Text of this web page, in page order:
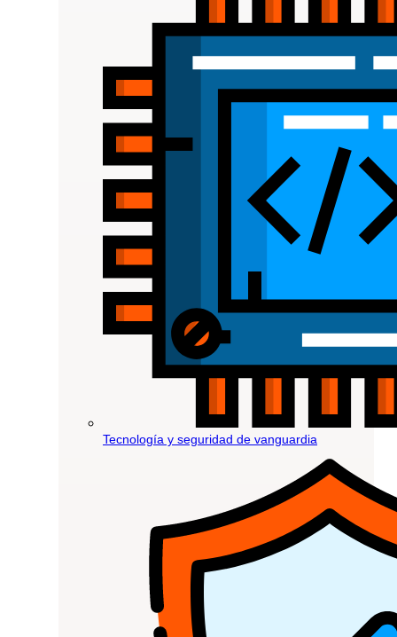
Tecnología y seguridad de vanguardia